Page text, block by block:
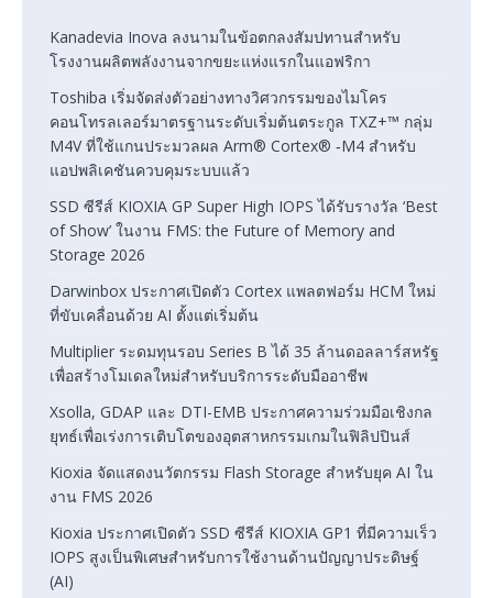
Kanadevia Inova ลงนามในข้อตกลงสัมปทานสำหรับ
โรงงานผลิตพลังงานจากขยะแห่งแรกในแอฟริกา
Toshiba เริ่มจัดส่งตัวอย่างทางวิศวกรรมของไมโคร
คอนโทรลเลอร์มาตรฐานระดับเริ่มต้นตระกูล TXZ+™ กลุ่ม
M4V ที่ใช้แกนประมวลผล Arm® Cortex® ‑M4 สำหรับ
แอปพลิเคชันควบคุมระบบแล้ว
SSD ซีรีส์ KIOXIA GP Super High IOPS ได้รับรางวัล ‘Best
of Show’ ในงาน FMS: the Future of Memory and
Storage 2026
Darwinbox ประกาศเปิดตัว Cortex แพลตฟอร์ม HCM ใหม่
ที่ขับเคลื่อนด้วย AI ตั้งแต่เริ่มต้น
Multiplier ระดมทุนรอบ Series B ได้ 35 ล้านดอลลาร์สหรัฐ
เพื่อสร้างโมเดลใหม่สำหรับบริการระดับมืออาชีพ
Xsolla, GDAP และ DTI-EMB ประกาศความร่วมมือเชิงกล
ยุทธ์เพื่อเร่งการเติบโตของอุตสาหกรรมเกมในฟิลิปปินส์
Kioxia จัดแสดงนวัตกรรม Flash Storage สำหรับยุค AI ใน
งาน FMS 2026
Kioxia ประกาศเปิดตัว SSD ซีรีส์ KIOXIA GP1 ที่มีความเร็ว
IOPS สูงเป็นพิเศษสำหรับการใช้งานด้านปัญญาประดิษฐ์
(AI)